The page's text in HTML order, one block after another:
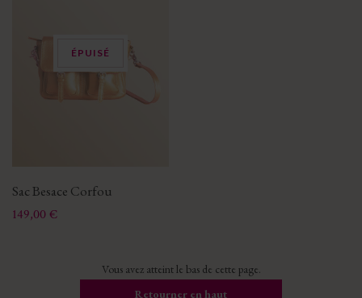
ÉPUISÉ
Sac Besace Corfou
Prix
149,00 €
Vous avez atteint le bas de cette page.
Retourner en haut